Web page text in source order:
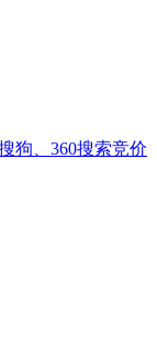
狗、360搜索竞价